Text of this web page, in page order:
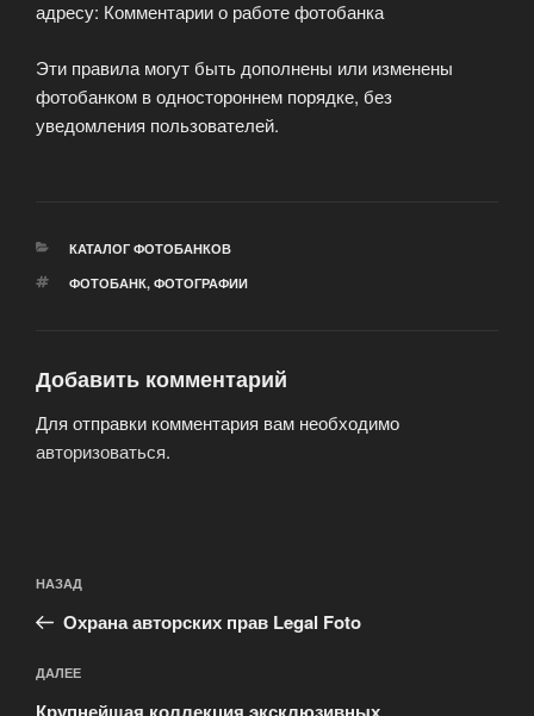
адресу: Комментарии о работе фотобанка
Эти правила могут быть дополнены или изменены
фотобанком в одностороннем порядке, без
уведомления пользователей.
РУБРИКИ
КАТАЛОГ ФОТОБАНКОВ
МЕТКИ
ФОТОБАНК, ФОТОГРАФИИ
Добавить комментарий
Для отправки комментария вам необходимо
авторизоваться.
по
записям
Предыдущая
запись:
НАЗАД
Охрана авторских прав Legal Foto
Следующая
запись
ДАЛЕЕ